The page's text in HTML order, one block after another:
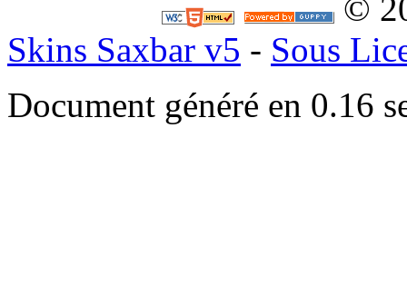
©
Skins Saxbar v5 - Sous
Document généré en 0.16